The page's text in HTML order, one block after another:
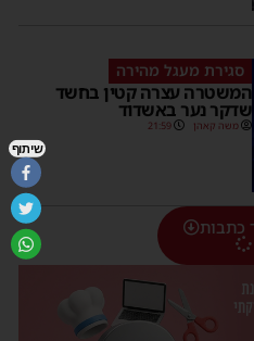
סגירת מעגל מהירה
המשטרה עצרה קטין בחשד
שדקר נער באשדוד
משה קאהן 21:59
כתבות
שיתוף